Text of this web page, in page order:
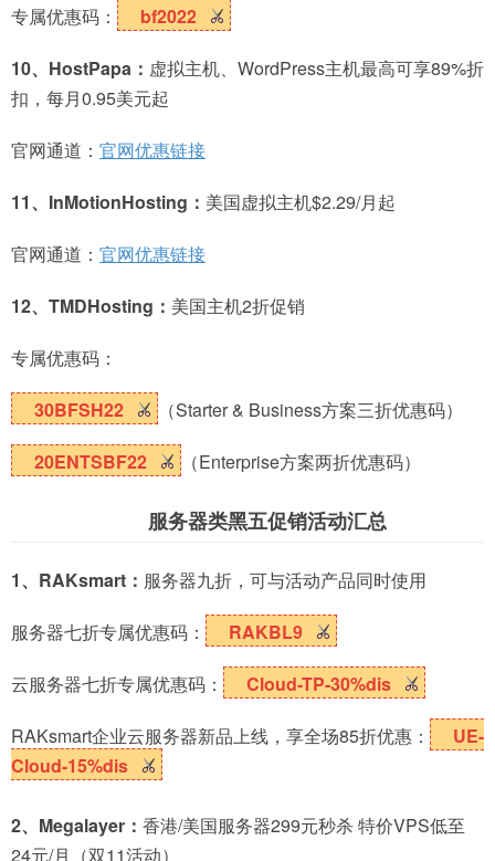
专属优惠码： bf2022
10、HostPapa： 虚拟主机、WordPress主机最高可享89%折
扣，每月0.95美元起
官网通道： 官网优惠链接
11、InMotionHosting： 美国虚拟主机$2.29/月起
官网通道： 官网优惠链接
12、TMDHosting： 美国主机2折促销
专属优惠码：
30BFSH22 （Starter & Business方案三折优惠码）
20ENTSBF22 （Enterprise方案两折优惠码）
服务器类黑五促销活动汇总
1、RAKsmart： 服务器九折，可与活动产品同时使用
服务器七折专属优惠码： RAKBL9
云服务器七折专属优惠码： Cloud-TP-30%dis
RAKsmart企业云服务器新品上线，享全场85折优惠：
UE-
Cloud-15%dis
2、Megalayer： 香港/美国服务器299元秒杀 特价VPS低至
24元/月（双11活动）